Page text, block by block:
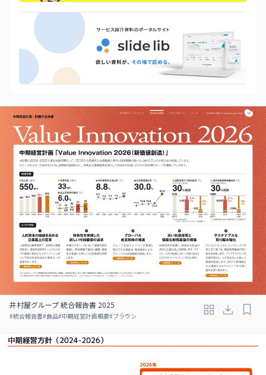
井村屋グループ 統合報告書 2025
#統合報告書#食品#中期経営計画概要#ブラウン